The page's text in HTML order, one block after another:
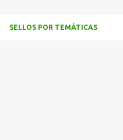
SELLOS POR TEMÁTICAS